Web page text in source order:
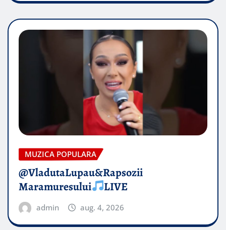
MUZICA POPULARA
@VladutaLupau&Rapsozii
Maramuresului
LIVE
admin aug. 4, 2026